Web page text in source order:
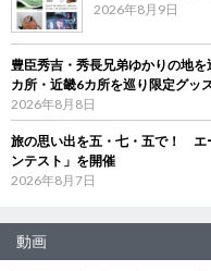
2026年8月9日
豊臣秀吉・秀長兄弟ゆかりの地
カ所・近畿6カ所を巡り限定グッ
2026年8月8日
旅の思い出を五・七・五で！ エ
ンテスト」を開催
2026年8月7日
動画